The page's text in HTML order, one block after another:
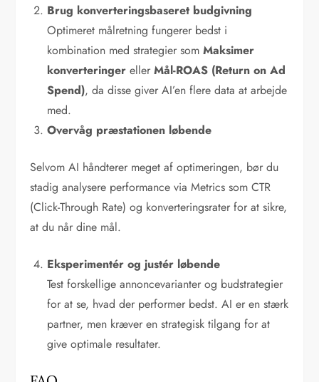
Brug konverteringsbaseret budgivning
Optimeret målretning fungerer bedst i
kombination med strategier somMaksimer
konverteringer ellerMål-ROAS (Return on Ad
Spend), da disse giver AI’en flere data at arbejde
med.
Overvåg præstationen løbende
Selvom AI håndterer meget af optimeringen, bør du
stadig analysere performance via Metrics som CTR
(Click-Through Rate) og konverteringsrater for at sikre,
at du når dine mål.
Eksperimentér og justér løbende
Test forskellige annoncevarianter og budstrategier
for at se, hvad der performer bedst. AI er en stærk
partner, men kræver en strategisk tilgang for at
give optimale resultater.